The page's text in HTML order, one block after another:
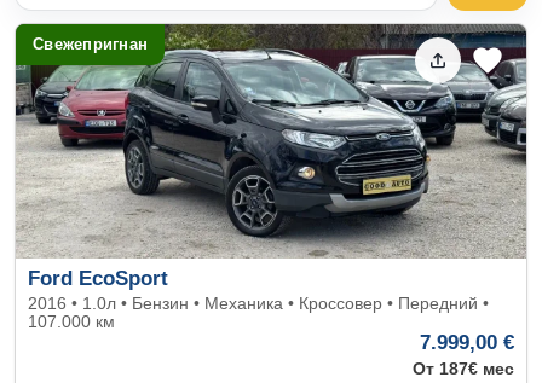
Свежепригнан
Ford EcoSport
2016 • 1.0л • Бензин • Механика • Кроссовер • Передний •
107.000 км
7.999,00 €
От 187€ мес